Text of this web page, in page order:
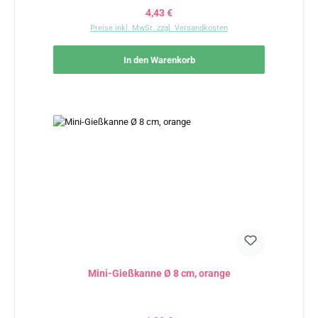
Regulärer Preis:
4,43 €
Preise inkl. MwSt. zzgl. Versandkosten
In den Warenkorb
Mini-Gießkanne Ø 8 cm, orange